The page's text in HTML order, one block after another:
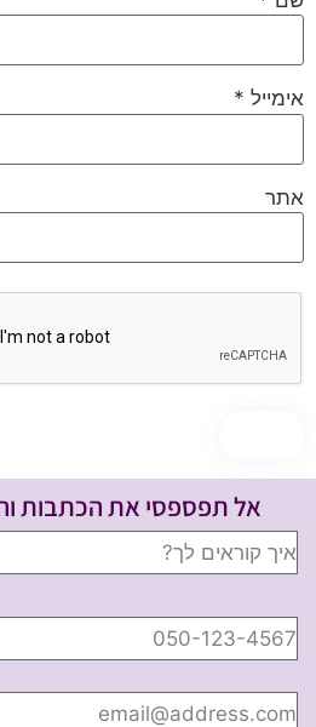
אימייל *
אתר
אל תפספסי את הכתבות